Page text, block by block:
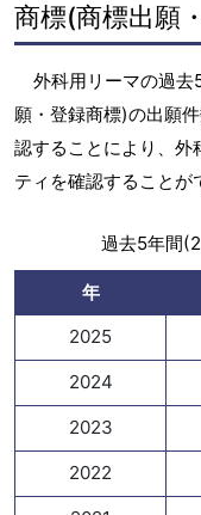
商標(商標出願
外科用リーマの過
願・登録商標)の出願
認することにより、外
ティを確認することが
過去5年間
年
2025
2024
2023
2022